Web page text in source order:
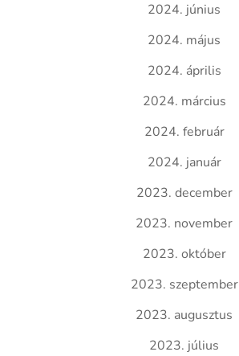
2024. június
2024. május
2024. április
2024. március
2024. február
2024. január
2023. december
2023. november
2023. október
2023. szeptember
2023. augusztus
2023. július